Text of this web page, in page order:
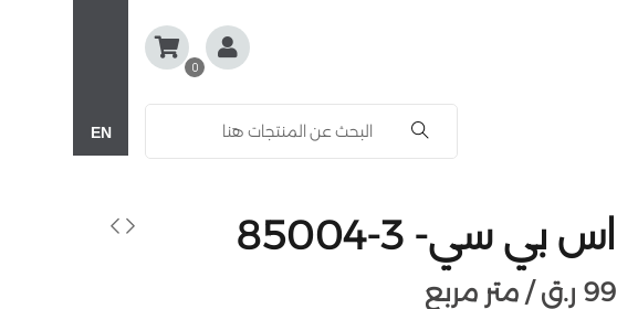
0
EN
اس بي سي- 3-85004
متر مربع / 99 ر.ق